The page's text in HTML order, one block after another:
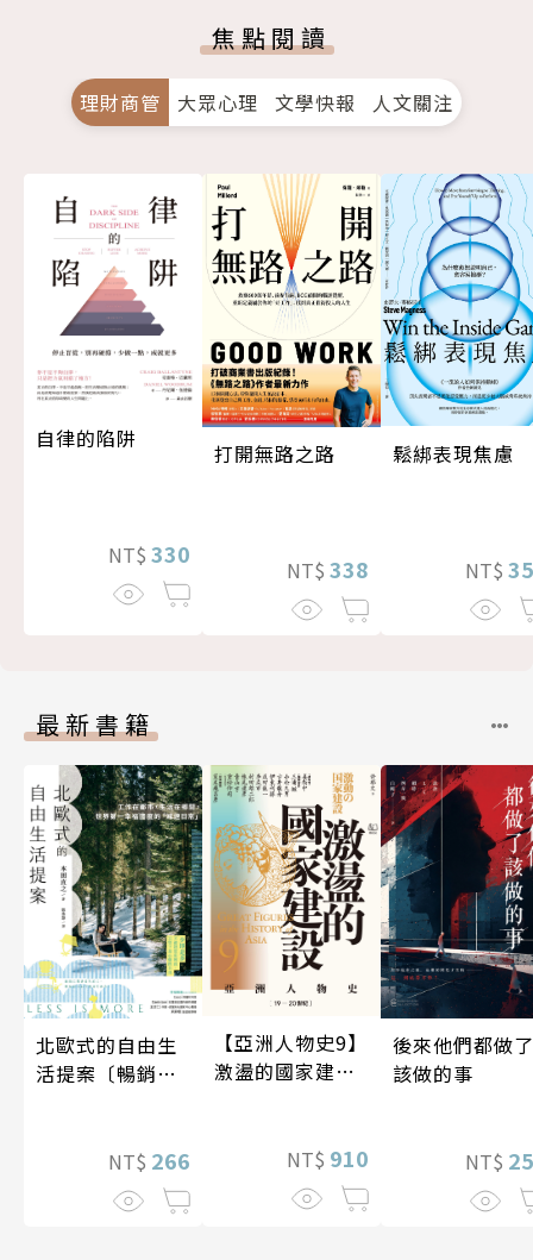
焦點閱讀
理財商管 大眾心理 文學快報 人文關注
自律的陷阱
NT$ 330
打開無路之路
NT$ 338
鬆綁表現焦慮
NT$
最新書籍
北歐式的自由生
活提案〔暢銷新
NT$ 266
【亞洲人物史9】
激盪的國家建設
NT$ 910
後來他們都做了
該做的事
NT$